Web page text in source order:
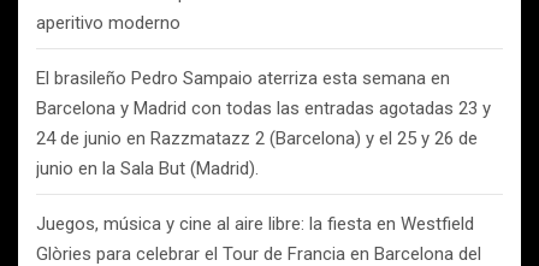
aperitivo moderno
El brasileño Pedro Sampaio aterriza esta semana en
Barcelona y Madrid con todas las entradas agotadas 23 y
24 de junio en Razzmatazz 2 (Barcelona) y el 25 y 26 de
junio en la Sala But (Madrid).
Juegos, música y cine al aire libre: la fiesta en Westfield
Glòries para celebrar el Tour de Francia en Barcelona del